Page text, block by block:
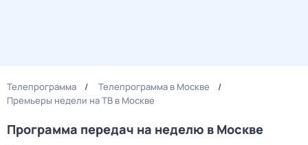
Телепрограмма
Телепрограмма в Москве
Премьеры недели на ТВ в Москве
Программа передач на неделю в Москве